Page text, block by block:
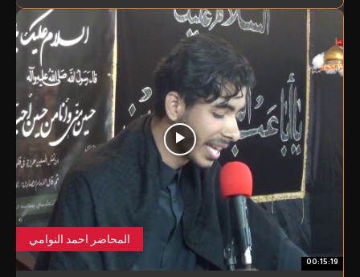
المحاضر احمد النوامي
00:15:19